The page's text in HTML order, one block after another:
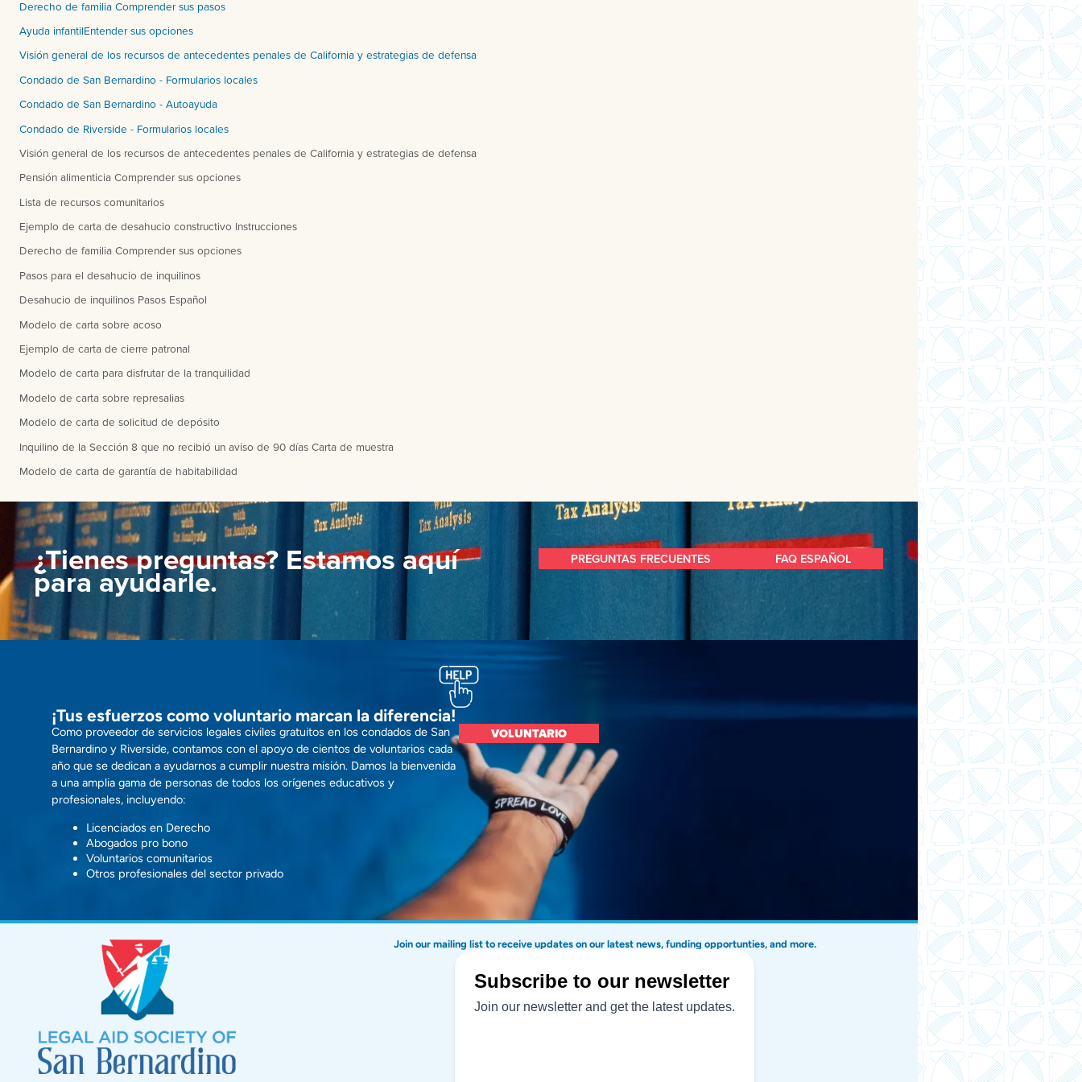
Derecho de familia Comprender sus pasos
Ayuda infantilEntender sus opciones
Visión general de los recursos de antecedentes penales de California y estrategias de defensa
Condado de San Bernardino - Formularios locales
Condado de San Bernardino - Autoayuda
Condado de Riverside - Formularios locales
Visión general de los recursos de antecedentes penales de California y estrategias de defensa
Pensión alimenticia Comprender sus opciones
Lista de recursos comunitarios
Ejemplo de carta de desahucio constructivo Instrucciones
Derecho de familia Comprender sus opciones
Pasos para el desahucio de inquilinos
Desahucio de inquilinos Pasos Español
Modelo de carta sobre acoso
Ejemplo de carta de cierre patronal
Modelo de carta para disfrutar de la tranquilidad
Modelo de carta sobre represalias
Modelo de carta de solicitud de depósito
Inquilino de la Sección 8 que no recibió un aviso de 90 días Carta de muestra
Modelo de carta de garantía de habitabilidad
¿Tienes preguntas? Estamos aquí
para ayudarle.
PREGUNTAS FRECUENTES FAQ ESPAÑOL
¡Tus esfuerzos como voluntario marcan la diferencia!
Como proveedor de servicios legales civiles gratuitos en los condados de San
Bernardino y Riverside, contamos con el apoyo de cientos de voluntarios cada
año que se dedican a ayudarnos a cumplir nuestra misión. Damos la bienvenida
a una amplia gama de personas de todos los orígenes educativos y
profesionales, incluyendo:
Licenciados en Derecho
Abogados pro bono
Voluntarios comunitarios
Otros profesionales del sector privado
VOLUNTARIO
Join our mailing list to receive updates on our latest news, funding opportunties, and more.